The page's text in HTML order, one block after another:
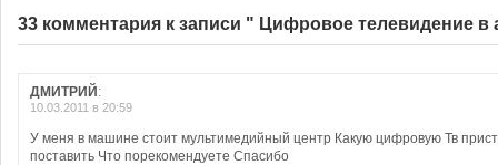
33 комментария к записи " Цифровое телевидение в
ДМИТРИЙ :
10.03.2011 в 20:59
У меня в машине стоит мультимедийный центр Какую цифровую Тв
поставить Что порекомендуете Спасибо